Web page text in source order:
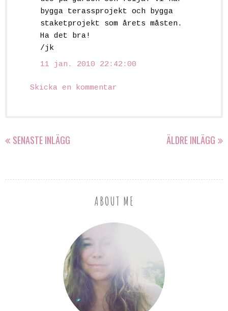
bygga terassprojekt och bygga
staketprojekt som årets måsten.
Ha det bra!
/jk
11 jan. 2010 22:42:00
Skicka en kommentar
SENASTE INLÄGG ÄLDRE INLÄGG
ABOUT ME